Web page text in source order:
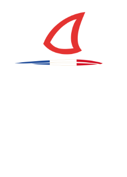
VOILERIE